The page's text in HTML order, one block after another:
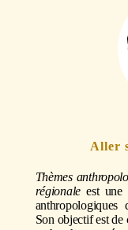
Aller
Thèmes
régionale est une
Son objectif est